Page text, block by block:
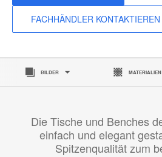
FACHHÄNDLER KONTAKTIEREN
BILDER MATERIALIEN
Die Tische und Benches
einfach und elegant
Spitzenqualität zum